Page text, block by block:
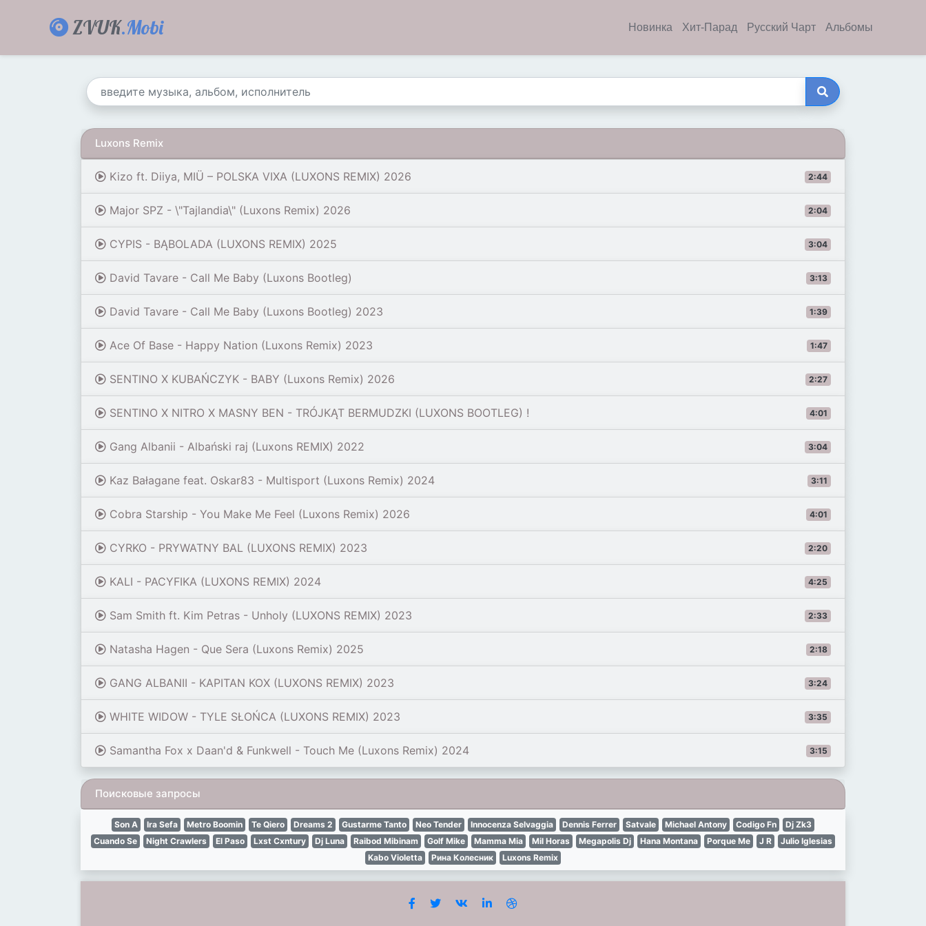
ZVUK.Mobi Новинка Хит-Парад Русский Чарт Альбомы
Luxons Remix
2:44
Kizo ft. Diiya, MIÜ – POLSKA VIXA (LUXONS REMIX) 2026
2:04
Major SPZ - \"Tajlandia\" (Luxons Remix) 2026
3:04
CYPIS - BĄBOLADA (LUXONS REMIX) 2025
3:13
David Tavare - Call Me Baby (Luxons Bootleg)
1:39
David Tavare - Call Me Baby (Luxons Bootleg) 2023
1:47
Ace Of Base - Happy Nation (Luxons Remix) 2023
2:27
SENTINO X KUBAŃCZYK - BABY (Luxons Remix) 2026
4:01
SENTINO X NITRO X MASNY BEN - TRÓJKĄT BERMUDZKI (LUXONS BOOTLEG) !
3:04
Gang Albanii - Albański raj (Luxons REMIX) 2022
3:11
Kaz Bałagane feat. Oskar83 - Multisport (Luxons Remix) 2024
4:01
Cobra Starship - You Make Me Feel (Luxons Remix) 2026
2:20
CYRKO - PRYWATNY BAL (LUXONS REMIX) 2023
4:25
KALI - PACYFIKA (LUXONS REMIX) 2024
2:33
Sam Smith ft. Kim Petras - Unholy (LUXONS REMIX) 2023
2:18
Natasha Hagen - Que Sera (Luxons Remix) 2025
3:24
GANG ALBANII - KAPITAN KOX (LUXONS REMIX) 2023
3:35
WHITE WIDOW - TYLE SŁOŃCA (LUXONS REMIX) 2023
3:15
Samantha Fox x Daan'd & Funkwell - Touch Me (Luxons Remix) 2024
Поисковые запросы
Son A Ira Sefa Metro Boomin Te Qiero Dreams 2 Gustarme Tanto Neo Tender Innocenza Selvaggia Dennis Ferrer Satvale Michael Antony Codigo Fn
Dj Zk3
Cuando Se
Night Crawlers El Paso Lxst Cxntury Dj Luna Raibod Mibinam Golf Mike Mamma Mia Mil Horas Megapolis Dj Hana Montana Porque Me J R
Julio Iglesias
Kabo Violetta
Рина Колесник Luxons Remix